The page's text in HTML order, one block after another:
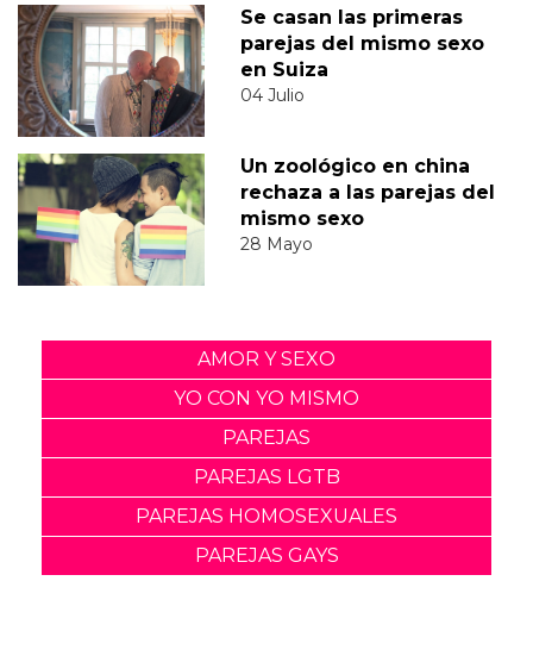
Se casan las primeras
parejas del mismo sexo
en Suiza
04 Julio
Un zoológico en china
rechaza a las parejas del
mismo sexo
28 Mayo
AMOR Y SEXO
YO CON YO MISMO
PAREJAS
PAREJAS LGTB
PAREJAS HOMOSEXUALES
PAREJAS GAYS